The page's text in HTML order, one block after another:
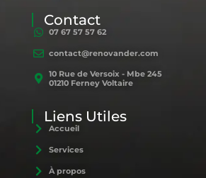
Contact
07 67 57 57 62
contact@renovander.com
10 Rue de Versoix - Mbe 245
01210 Ferney Voltaire
Liens Utiles
Accueil
Services
À propos